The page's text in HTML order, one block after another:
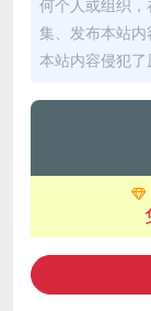
何个人或组织
集、发布本站
本站内容侵犯了